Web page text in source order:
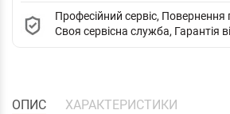
Професійний сервіс, Повернення
Своя сервісна служба, Гарантія
ОПИС ХАРАКТЕРИСТИКИ